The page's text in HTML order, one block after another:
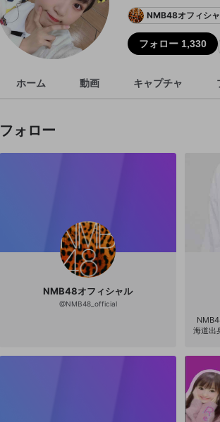
フォロー 1,330
NMB48オフィシ
ホーム 動画 キャプチャ
フォロー
NMB48オフィシャル
@NMB48_official
海道出